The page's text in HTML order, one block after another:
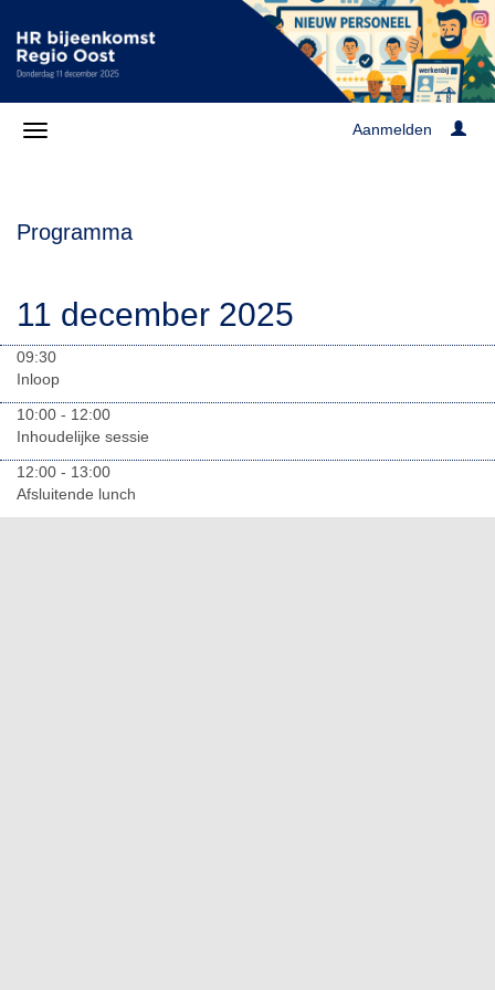
Aanmelden
Programma
11 december 2025
09:30
Inloop
10:00 - 12:00
Inhoudelijke sessie
12:00 - 13:00
Afsluitende lunch